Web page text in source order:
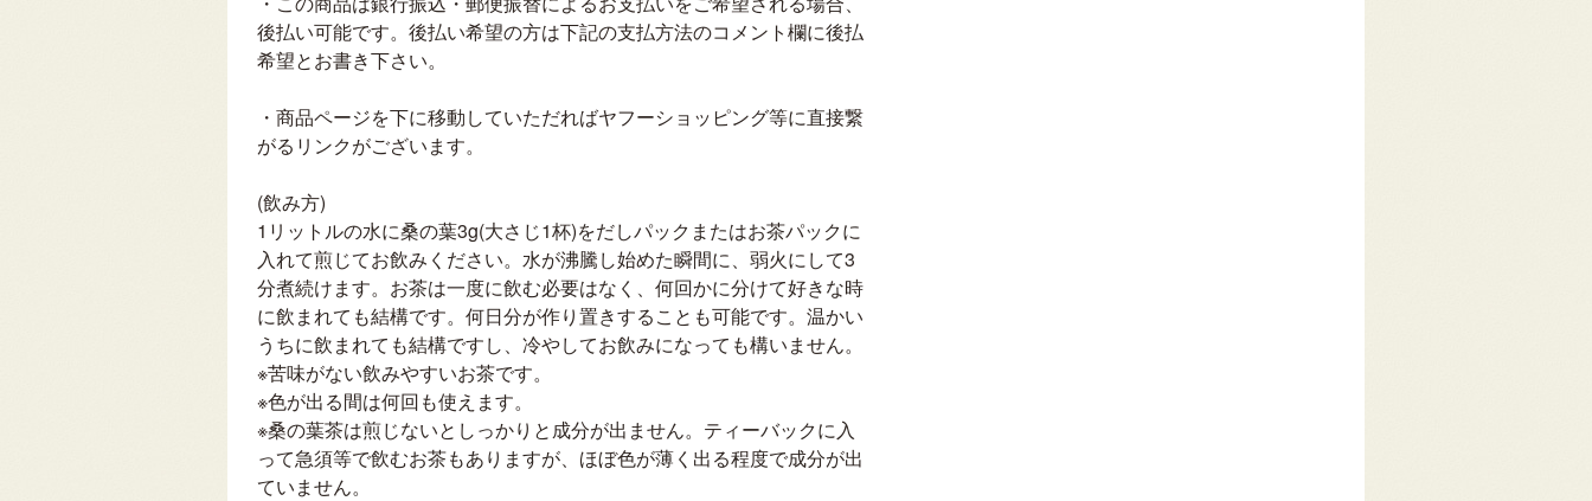
後払い可能です。後払い希望の方は下記の支払方法のコメント欄に後払
希望とお書き下さい。
・商品ページを下に移動していただればヤフーショッピング等に直接繋
がるリンクがございます。
(飲み方)
1リットルの水に桑の葉3g(大さじ1杯)をだしパックまたはお茶パックに
入れて煎じてお飲みください。水が沸騰し始めた瞬間に、弱火にして3
分煮続けます。お茶は一度に飲む必要はなく、何回かに分けて好きな時
に飲まれても結構です。何日分が作り置きすることも可能です。温かい
うちに飲まれても結構ですし、冷やしてお飲みになっても構いません。
※苦味がない飲みやすいお茶です。
※色が出る間は何回も使えます。
※桑の葉茶は煎じないとしっかりと成分が出ません。ティーバックに入
って急須等で飲むお茶もありますが、ほぼ色が薄く出る程度で成分が出
ていません。